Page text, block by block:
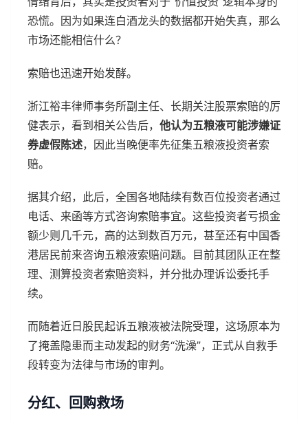
恐慌。因为如果连白酒龙头的数据都开始失真，那么
市场还能相信什么？
索赔也迅速开始发酵。
浙江裕丰律师事务所副主任、长期关注股票索赔的厉
健表示，看到相关公告后， 他认为五粮液可能涉嫌证
券虚假陈述，因此当晚便率先征集五粮液投资者索
赔。
据其介绍，此后，全国各地陆续有数百位投资者通过
电话、来函等方式咨询索赔事宜。这些投资者亏损金
额少则几千元，高的达到数百万元，甚至还有中国香
港居民前来咨询五粮液索赔问题。目前其团队正在整
理、测算投资者索赔资料，并分批办理诉讼委托手
续。
而随着近日股民起诉五粮液被法院受理，这场原本为
了掩盖隐患而主动发起的财务“洗澡”，正式从自救手
段转变为法律与市场的审判。
分红、回购救场